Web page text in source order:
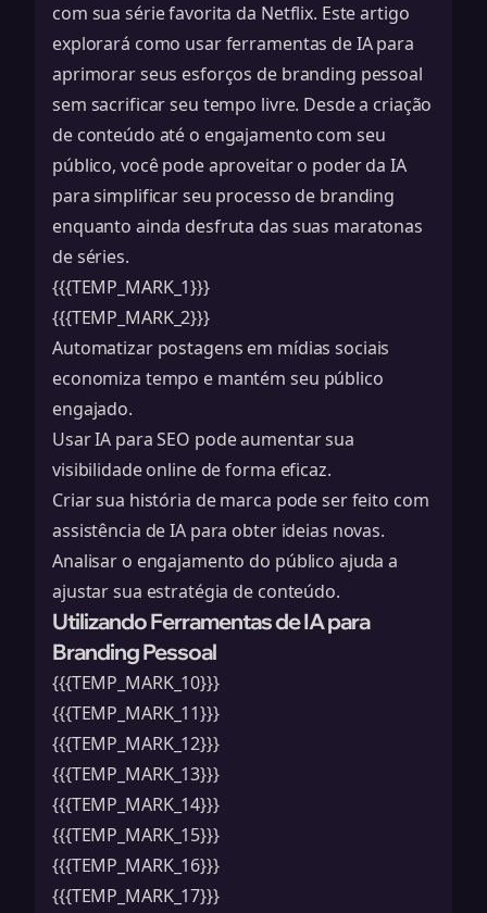
com sua série favorita da Netflix. Este artigo
explorará como usar ferramentas de IA para
aprimorar seus esforços de branding pessoal
sem sacrificar seu tempo livre. Desde a criação
de conteúdo até o engajamento com seu
público, você pode aproveitar o poder da IA
para simplificar seu processo de branding
enquanto ainda desfruta das suas maratonas
de séries.
{{{TEMP_MARK_1}}}
{{{TEMP_MARK_2}}}
Automatizar postagens em mídias sociais
economiza tempo e mantém seu público
engajado.
Usar IA para SEO pode aumentar sua
visibilidade online de forma eficaz.
Criar sua história de marca pode ser feito com
assistência de IA para obter ideias novas.
Analisar o engajamento do público ajuda a
ajustar sua estratégia de conteúdo.
Utilizando Ferramentas de IA para
Branding Pessoal
{{{TEMP_MARK_10}}}
{{{TEMP_MARK_11}}}
{{{TEMP_MARK_12}}}
{{{TEMP_MARK_13}}}
{{{TEMP_MARK_14}}}
{{{TEMP_MARK_15}}}
{{{TEMP_MARK_16}}}
{{{TEMP_MARK_17}}}